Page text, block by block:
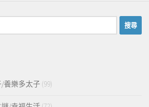
養樂多太子 (99)